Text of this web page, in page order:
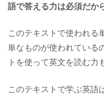
語で答える力は必須だか
このテキストで使われる
単なものが使われている
トを使って英文を読む力
このテキストで学ぶ英語